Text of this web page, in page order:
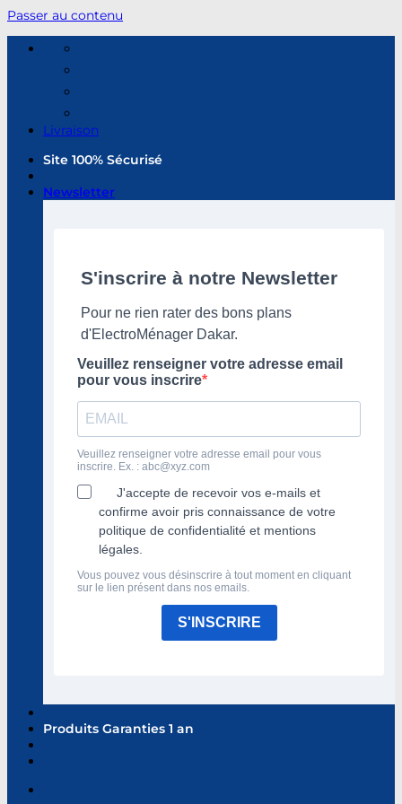
Passer au contenu
Livraison
Site 100% Sécurisé
Newsletter
S'inscrire à notre Newsletter
Pour ne rien rater des bons plans
d'ElectroMénager Dakar.
Veuillez renseigner votre adresse email
pour vous inscrire
Veuillez renseigner votre adresse email pour vous
inscrire. Ex. : abc@xyz.com
J'accepte de recevoir vos e-mails et
confirme avoir pris connaissance de votre
politique de confidentialité et mentions
légales.
Vous pouvez vous désinscrire à tout moment en cliquant
sur le lien présent dans nos emails.
S'INSCRIRE
Produits Garanties 1 an